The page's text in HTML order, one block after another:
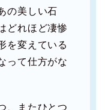
の美しい石
どれほど凄惨
を変えている
って仕方がな
、またひとつ